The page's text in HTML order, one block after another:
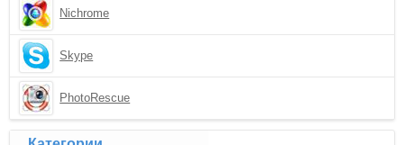
Nichrome
Skype
PhotoRescue